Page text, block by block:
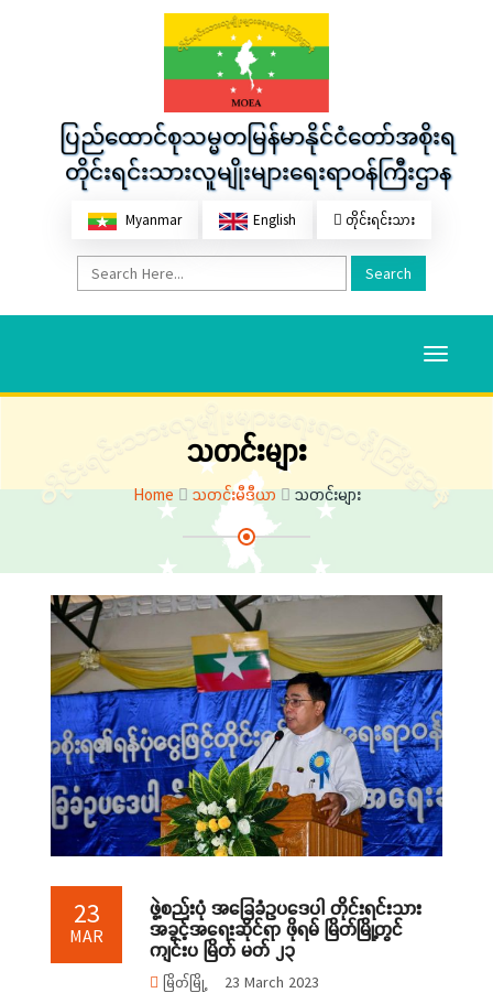
ပြည်ထောင်စုသမ္မတမြန်မာနိုင်ငံတော်အစိုးရ
တိုင်းရင်းသားလူမျိုးများရေးရာဝန်ကြီးဌာန
Myanmar English တိုင်းရင်းသား
Search
Toggle
သတင်းများ
Home သတင်းမီဒီယာ သတင်းများ
23
MAR
ဖွဲ့စည်းပုံ အခြေခံဥပဒေပါ တိုင်းရင်းသား
အခွင့်အရေးဆိုင်ရာ ဖိုရမ် မြိတ်မြို့တွင်
ကျင်းပ မြိတ် မတ် ၂၃
မြိတ်မြို့ 23 March 2023